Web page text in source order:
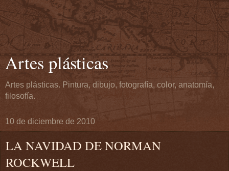
Artes plásticas
Artes plásticas. Pintura, dibujo, fotografía, color, anatomía,
filosofía.
10 de diciembre de 2010
LA NAVIDAD DE NORMAN
ROCKWELL